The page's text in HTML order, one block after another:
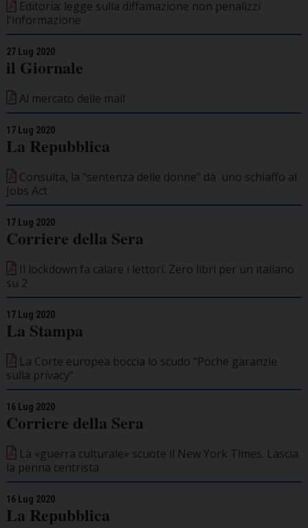
Editoria: legge sulla diffamazione non penalizzi
l'informazione
27 Lug 2020
il Giornale
Al mercato delle mail
17 Lug 2020
La Repubblica
Consulta, la "sentenza delle donne" dà uno schiaffo al
Jobs Act
17 Lug 2020
Corriere della Sera
Il lockdown fa calare i lettori. Zero libri per un italiano
su 2
17 Lug 2020
La Stampa
La Corte europea boccia lo scudo "Poche garanzie
sulla privacy"
16 Lug 2020
Corriere della Sera
La «guerra culturale» scuote il New York Times. Lascia
la penna centrista
16 Lug 2020
La Repubblica